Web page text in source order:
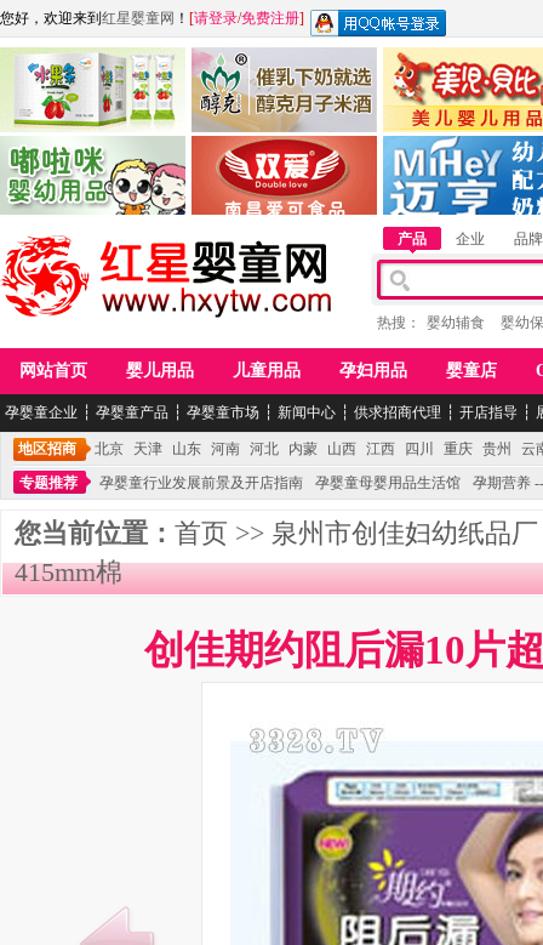
您好，欢迎来到 红星婴童网 ！ [请登录/免费注册]
江西麦嘟嘟食品有限公司
青岛嘟啦咪婴幼儿用品公司
江西醇之客月子米酒 惠州市美儿婴儿用品
湖南迈亨母婴用品有限
产品 企业 品牌
热搜： 婴幼辅食 婴幼
网站首页 婴儿用品 儿童用品 孕妇用品 婴童店
孕婴童企业 ┆ 孕婴童产品 ┆ 孕婴童市场 ┆ 新闻中心 ┆ 供求招商代理 ┆ 开店指导 ┆
地区招商 北京 天津 山东 河南 河北 内蒙 山西 江西 四川 重庆 贵州
云
专题推荐
孕婴童行业发展前景及开店指南 孕婴童母婴用品生活馆 孕期营养
您当前位置： 首页 >> 泉州市创佳妇幼纸品厂
415mm棉
创佳期约阻后漏10片